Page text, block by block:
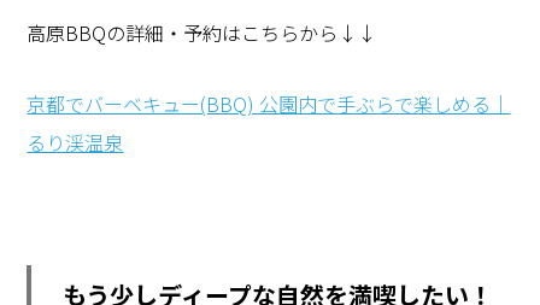
高原BBQの詳細・予約はこちらから↓↓
京都でバーベキュー(BBQ) 公園内で手ぶらで楽しめる｜
るり渓温泉
もう少しディープな自然を満喫したい！